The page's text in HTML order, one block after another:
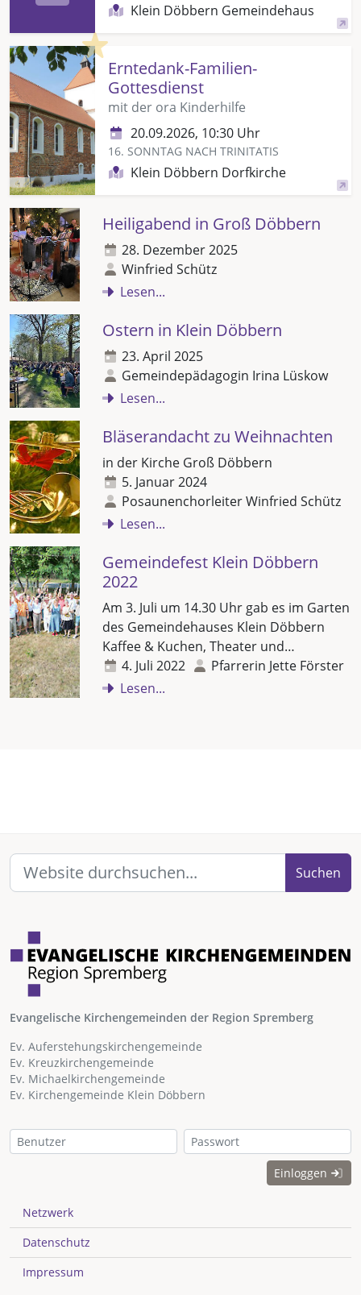
Klein Döbbern Gemeindehaus
Highlight
Erntedank-Familien-
Gottesdienst
mit der ora Kinderhilfe
20.09.2026, 10:30 Uhr
16. SONNTAG NACH TRINITATIS
Klein Döbbern Dorfkirche
Heiligabend in Groß Döbbern
28. Dezember 2025
Winfried Schütz
Lesen...
Ostern in Klein Döbbern
23. April 2025
Gemeindepädagogin Irina Lüskow
Lesen...
Bläserandacht zu Weihnachten
in der Kirche Groß Döbbern
5. Januar 2024
Posaunenchorleiter Winfried Schütz
Lesen...
Gemeindefest Klein Döbbern
2022
Am 3. Juli um 14.30 Uhr gab es im Garten
des Gemeindehauses Klein Döbbern
Kaffee & Kuchen, Theater und…
4. Juli 2022
Pfarrerin Jette Förster
Lesen...
Suchen
Evangelische Kirchengemeinden der Region Spremberg
Ev. Auferstehungskirchengemeinde
Ev. Kreuzkirchengemeinde
Ev. Michaelkirchengemeinde
Ev. Kirchengemeinde Klein Döbbern
Einloggen
Netzwerk
Datenschutz
Impressum